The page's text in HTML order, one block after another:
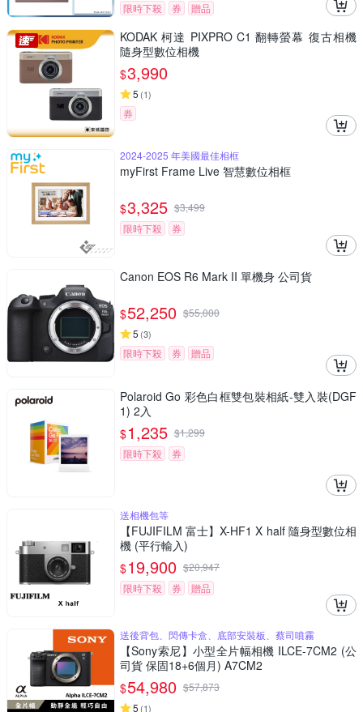
限時下殺 券 贈品
KODAK 柯達 PIXPRO C1 翻轉螢幕 復古相機
隨身型數位相機
$3,990
5 (1)
券
2024-2025 年美國最佳相框
myFirst Frame Live 智慧數位相框
$3,325 $3,499
限時下殺
券
Canon EOS R6 Mark II 單機身 公司貨
$52,250 $55,000
5 (3)
限時下殺 券 贈品
Polaroid Go 彩色白框雙包裝相紙-雙入裝(DGF
1) 2入
$1,235 $1,299
限時下殺
券
送相機包等
【FUJIFILM 富士】X-HF1 X half 隨身型數位相
機 (平行輸入)
$19,900 $20,947
限時下殺
券 贈品
送後背包、閃傳卡盒、底部安裝板、蔡司噴霧
【Sony索尼】小型全片幅相機 ILCE-7CM2 (公
司貨 保固18+6個月) A7CM2
$54,980 $57,873
5 (1)